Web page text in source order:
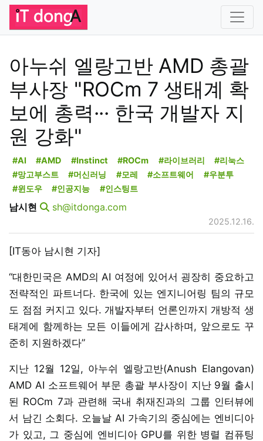
아누쉬 엘랑고반 AMD 총괄
부사장 "ROCm 7 생태계 확
보에 총력··· 한국 개발자 지
원 강화"
#AI #AMD #Instinct #ROCm #라이브러리
#리눅스
#망고부스트
#머신러닝 #모레 #소프트웨어
#우분투
#윈도우
#인공지능 #인스팅트
남시현 sh@itdonga.com
2025.12.16.
[IT동아 남시현 기자]
“대한민국은 AMD의 AI 여정에 있어서 굉장히 중요하고
전략적인 파트너다. 한국에 있는 엔지니어링 팀의 규모
도 점점 커지고 있다. 개발자부터 언론인까지 개방적 생
태계에 함께하는 모든 이들에게 감사하며, 앞으로도 꾸
준히 지원하겠다”
지난 12월 12일, 아누쉬 엘랑고반(Anush Elangovan)
AMD AI 소프트웨어 부문 총괄 부사장이 지난 9월 출시
된 ROCm 7과 관련해 국내 취재진과의 그룹 인터뷰에
서 남긴 소회다. 오늘날 AI 가속기의 중심에는 엔비디아
가 있고, 그 중심에 엔비디아 GPU를 위한 병렬 컴퓨팅